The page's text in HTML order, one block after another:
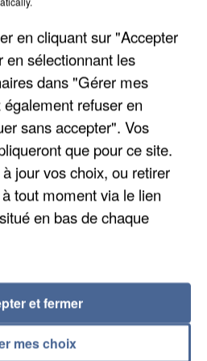
LES REFUGES
SONT...
en cliquant sur "Accepter
en sélectionnant les
dans "Gérer mes
refuser en
sans accepter". Vos
que pour ce site.
jour vos choix, ou retirer
tout moment via le lien
en bas de chaque
mes choix
et fermer